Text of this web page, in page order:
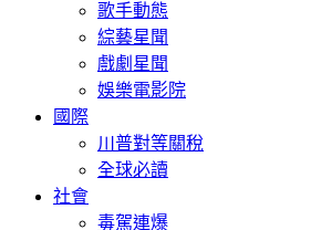
歌手動態
綜藝星聞
戲劇星聞
娛樂電影院
國際
川普對等關稅
全球必讀
社會
毒駕連爆